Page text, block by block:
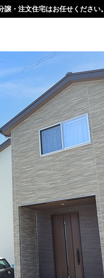
・注文住宅はお任せください。